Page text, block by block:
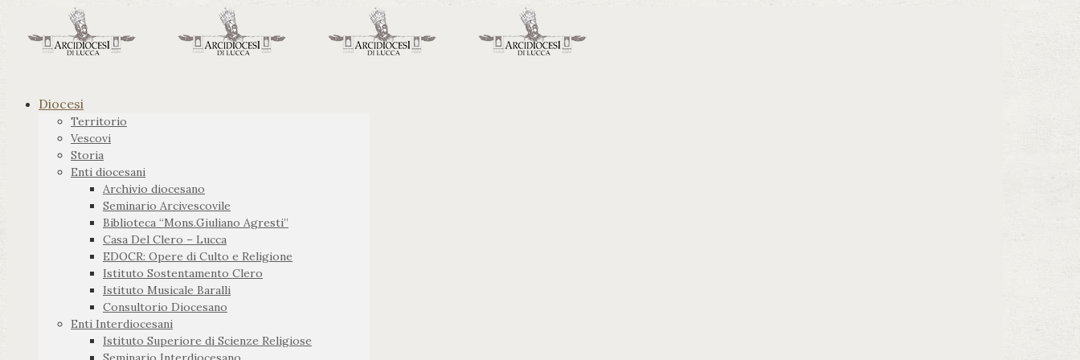
Diocesi
Territorio
Vescovi
Storia
Enti diocesani
Archivio diocesano
Seminario Arcivescovile
Biblioteca “Mons.Giuliano Agresti”
Casa Del Clero – Lucca
EDOCR: Opere di Culto e Religione
Istituto Sostentamento Clero
Istituto Musicale Baralli
Consultorio Diocesano
Enti Interdiocesani
Istituto Superiore di Scienze Religiose